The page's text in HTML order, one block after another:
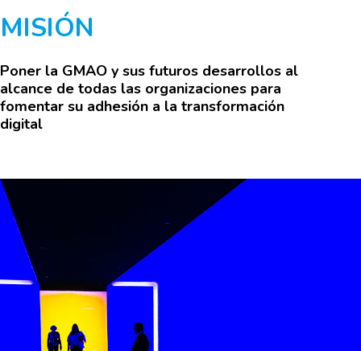
MISIÓN
Poner la GMAO y sus futuros desarrollos al
alcance de todas las organizaciones para
fomentar su adhesión a la transformación
digital
CONTACTO
CLIENTES